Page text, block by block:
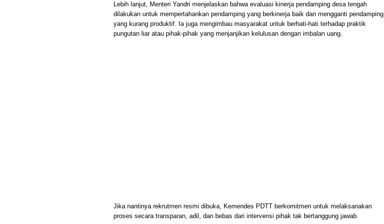
Lebih lanjut, Menteri Yandri menjelaskan bahwa evaluasi kinerja pendamping desa tengah
dilakukan untuk mempertahankan pendamping yang berkinerja baik dan mengganti pendamping
yang kurang produktif. Ia juga mengimbau masyarakat untuk berhati-hati terhadap praktik
pungutan liar atau pihak-pihak yang menjanjikan kelulusan dengan imbalan uang.
Jika nantinya rekrutmen resmi dibuka, Kemendes PDTT berkomitmen untuk melaksanakan
proses secara transparan, adil, dan bebas dari intervensi pihak tak bertanggung jawab.